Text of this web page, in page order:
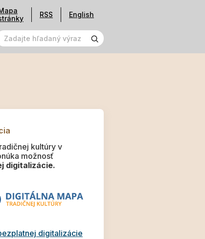
RSS English
kultúry v
možnosť
digitalizácie.
digitalizácie